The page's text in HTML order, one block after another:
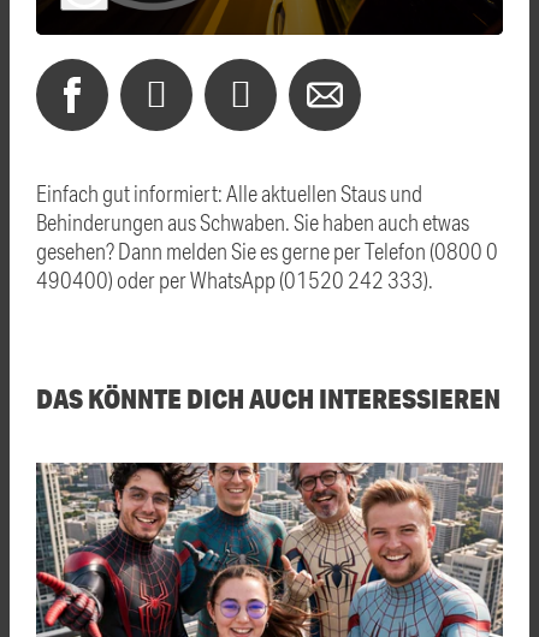
Einfach gut informiert: Alle aktuellen Staus und
Behinderungen aus Schwaben. Sie haben auch etwas
gesehen? Dann melden Sie es gerne per Telefon (0800 0
490400) oder per WhatsApp (01520 242 333).
DAS KÖNNTE DICH AUCH INTERESSIEREN